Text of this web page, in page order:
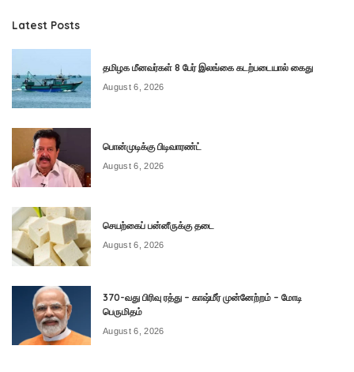
Latest Posts
தமிழக மீனவர்கள் 8 பேர் இலங்கை கடற்படையால் கைது
August 6, 2026
பொன்முடிக்கு பிடிவாரண்ட்
August 6, 2026
செயற்கைப் பன்னீருக்கு தடை
August 6, 2026
370-வது பிரிவு ரத்து – காஷ்மீர் முன்னேற்றம் – மோடி
பெருமிதம்
August 6, 2026